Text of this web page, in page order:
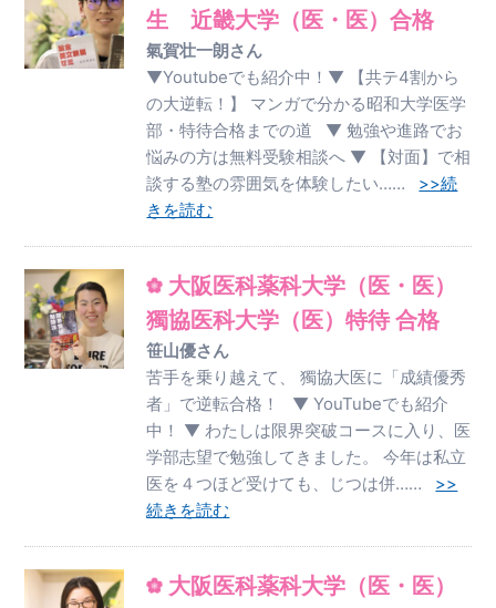
生 近畿大学（医・医）合格
氣賀壮一朗さん
▼Youtubeでも紹介中！▼ 【共テ4割から
の大逆転！】 マンガで分かる昭和大学医学
部・特待合格までの道 ▼ 勉強や進路でお
悩みの方は無料受験相談へ ▼ 【対面】で相
談する塾の雰囲気を体験したい…… >>続
きを読む
大阪医科薬科大学（医・医）
獨協医科大学（医）特待 合格
笹山優さん
苦手を乗り越えて、 獨協大医に「成績優秀
者」で逆転合格！ ▼ YouTubeでも紹介
中！ ▼ わたしは限界突破コースに入り、医
学部志望で勉強してきました。 今年は私立
医を４つほど受けても、じつは併…… >>
続きを読む
大阪医科薬科大学（医・医）